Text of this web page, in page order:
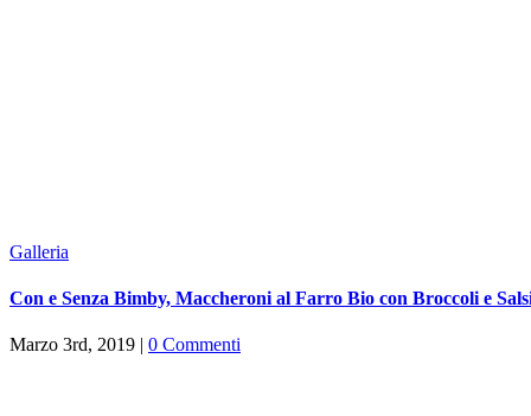
Galleria
Con e Senza Bimby, Maccheroni al Farro Bio con Broccoli e
Marzo 3rd, 2019 | 0 Commenti